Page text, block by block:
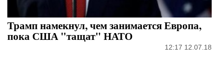
Трамп намекнул, чем занимается Европа,
пока США "тащат" НАТО
12:17 12.07.18